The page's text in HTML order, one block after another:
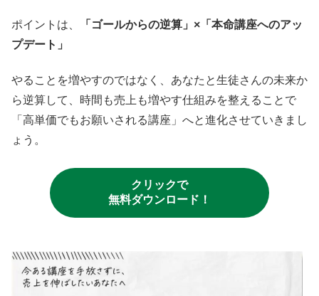
ポイントは、
「ゴールからの逆算」×「本命講座へのアッ
プデート」
やることを増やすのではなく、あなたと生徒さんの未来か
ら逆算して、時間も売上も増やす仕組みを整えることで
「高単価でもお願いされる講座」へと進化させていきまし
ょう。
クリックで
無料ダウンロード！